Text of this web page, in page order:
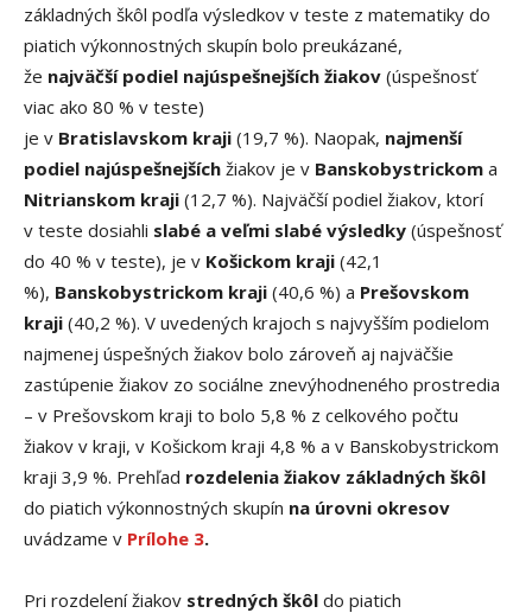
základných škôl podľa výsledkov v teste z matematiky do
piatich výkonnostných skupín bolo preukázané,
že najväčší podiel najúspešnejších žiakov (úspešnosť
viac ako 80 % v teste)
je v Bratislavskom kraji (19,7 %). Naopak, najmenší
podiel najúspešnejších žiakov je v Banskobystrickom a
Nitrianskom kraji (12,7 %). Najväčší podiel žiakov, ktorí
v teste dosiahli slabé a veľmi slabé výsledky (úspešnosť
do 40 % v teste), je v Košickom kraji (42,1
%), Banskobystrickom kraji (40,6 %) a Prešovskom
kraji (40,2 %). V uvedených krajoch s najvyšším podielom
najmenej úspešných žiakov bolo zároveň aj najväčšie
zastúpenie žiakov zo sociálne znevýhodneného prostredia
– v Prešovskom kraji to bolo 5,8 % z celkového počtu
žiakov v kraji, v Košickom kraji 4,8 % a v Banskobystrickom
kraji 3,9 %. Prehľad rozdelenia žiakov základných škôl
do piatich výkonnostných skupín na úrovni okresov
uvádzame v Prílohe 3.
Pri rozdelení žiakov stredných škôl do piatich